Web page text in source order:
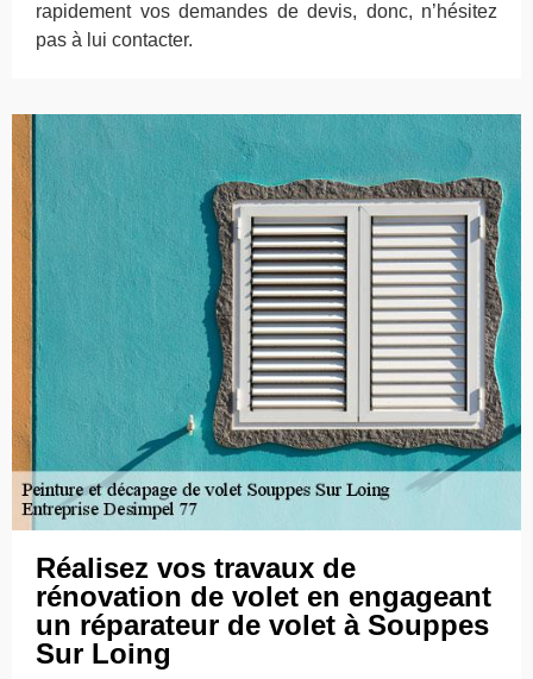
rapidement vos demandes de devis, donc, n’hésitez
pas à lui contacter.
Réalisez vos travaux de
rénovation de volet en engageant
un réparateur de volet à Souppes
Sur Loing